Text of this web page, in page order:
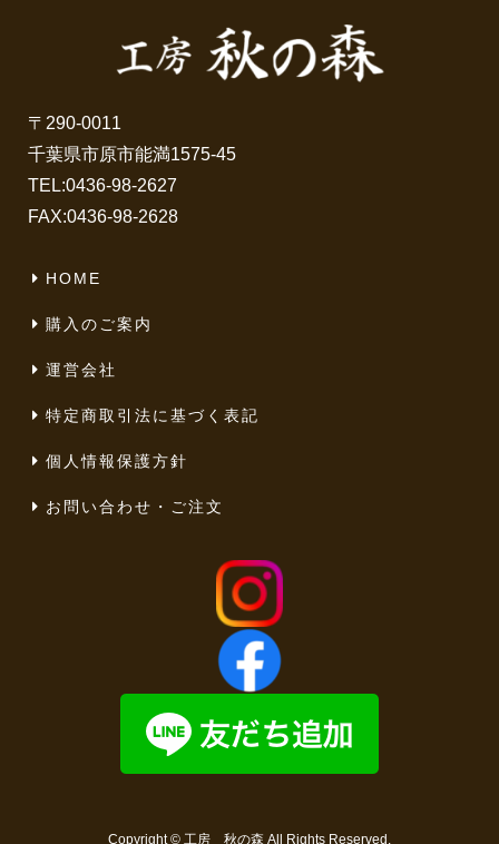
〒290-0011
千葉県市原市能満1575-45
TEL:0436-98-2627
FAX:0436-98-2628
HOME
購入のご案内
運営会社
特定商取引法に基づく表記
個人情報保護方針
お問い合わせ・ご注文
Copyright © 工房 秋の森 All Rights Reserved.